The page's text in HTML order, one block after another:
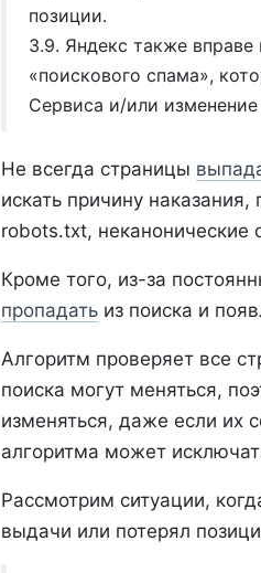
позиции.
3.9. Яндекс также
«поискового спама»,
Сервиса и/или изменение
Не всегда страницы
искать причину
robots.txt, неканонические
Кроме того, из-за
пропадатьиз поиска и
Алгоритм проверяет все
поиска могут меняться,
изменяться, даже если их
алгоритма может
Рассмотрим ситуации,
выдачи или потерял